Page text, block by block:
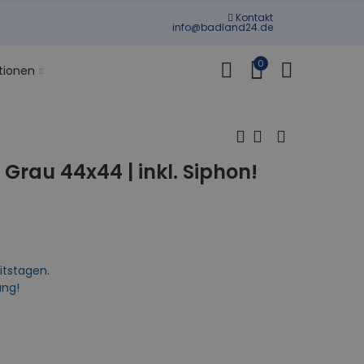
Kontakt
info@badland24.de
0
44x44 | inkl. Siphon!